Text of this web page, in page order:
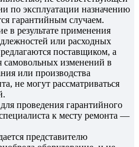
по эксплуатации назначению
гарантийным случаем.
в результате применения
или расходных
поставщиком, а
самовольных изменений в
или производства
не могут рассматриваться
проведения гарантийного
к месту ремонта —
представителю